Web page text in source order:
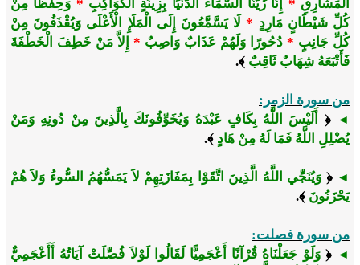
الْمَشَارِقِ * إِنَّا زَيَّنَّا السَّمَاءَ الدُّنْيَا بِزِينَةٍ الْكَوَاكِبِ * وَحِفْظًا مِنْ
كُلِّ شَيْطَانٍ مَارِدٍ *لَا يَسَّمَّعُونَ إِلَى الْمَلَإِ الْأَعْلَى وَيُقْذَفُونَ مِنْ
كُلِّ جَانِبٍ * دُحُورًا وَلَهُمْ عَذَابٌ وَاصِبٌ * إِلاَّ مَنْ خَطِفَ الْخَطْفَةَ
فَأَتْبَعَهُ شِهَابٌ ثَاقِبٌ ﴾.
من سورة الزمر:
◄ ﴿
أَلَيْسَ اللَّهُ بِكَافٍ عَبْدَهُ وَيُخَوِّفُونَكَ بِالَّذِينَ مِنْ دُونِهِ وَمَنْ
يُضْلِلِ اللَّهُ فَمَا لَهُ مِنْ هَادٍ ﴾.
◄ ﴿ وَيُنَجِّي اللَّهُ الَّذِينَ اتَّقَوْا بِمَفَازَتِهِمْ لاَ يَمَسُّهُمُ السُّوءُ وَلاَ هُمْ
يَحْزَنُونَ ﴾.
من سورة فصلت:
◄ ﴿وَلَوْ جَعَلْنَاهُ قُرْآنًا أَعْجَمِيًّا لَقَالُوا لَوْلاَ فُصِّلَتْ آيَاتُهُ أَأَعْجَمِيٌّ